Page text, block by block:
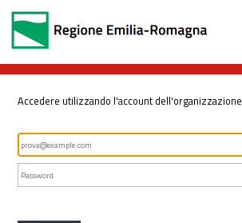
Accedere utilizzando l'account dell'organizzazione